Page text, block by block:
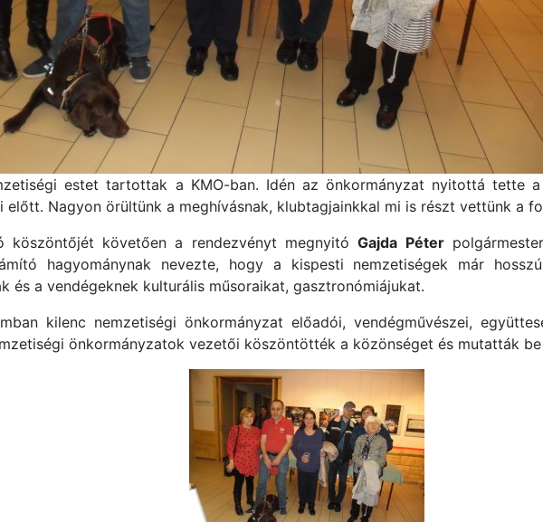
estet tartottak a KMO-ban. Idén az önkormányzat nyitottá tette
előtt. Nagyon örültünk a meghívásnak, klubtagjainkkal mi is részt vettünk a
köszöntőjét követően a rendezvényt megnyitóGajda Péter
hagyománynak nevezte, hogy a kispesti nemzetiségek már
és a vendégeknek kulturális műsoraikat, gasztronómiájukat.
kilenc nemzetiségi önkormányzat előadói, vendégművészei,
önkormányzatok vezetői köszöntötték a közönséget és mutatták